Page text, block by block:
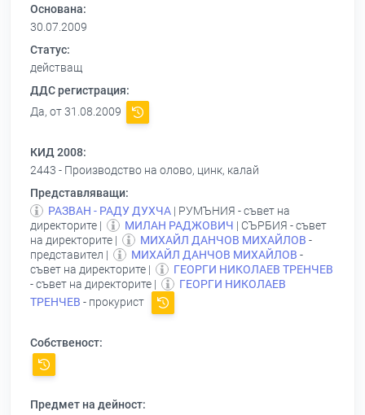
Основана:
30.07.2009
Статус:
действащ
ДДС регистрация:
Да, от 31.08.2009
КИД 2008:
2443 - Производство на олово, цинк, калай
Представляващи:
РАЗВАН - РАДУ ДУХЧА | РУМЪНИЯ - съвет на
директорите |
МИЛАН РАДЖОВИЧ | СЪРБИЯ - съвет
на директорите |
МИХАЙЛ ДАНЧОВ МИХАЙЛОВ -
представител |
МИХАЙЛ ДАНЧОВ МИХАЙЛОВ -
съвет на директорите |
ГЕОРГИ НИКОЛАЕВ ТРЕНЧЕВ
- съвет на директорите |
ГЕОРГИ НИКОЛАЕВ
ТРЕНЧЕВ - прокурист
Собственост:
Предмет на дейност: